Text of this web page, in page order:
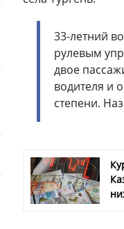
33-летний
рулевым
двое
водителя и
степени.